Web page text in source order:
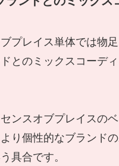
プレイス単体では物足
とのミックスコーデ
ンスオブプレイスの
り個性的なブランド
具合です。